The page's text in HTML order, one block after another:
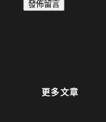
更多文章